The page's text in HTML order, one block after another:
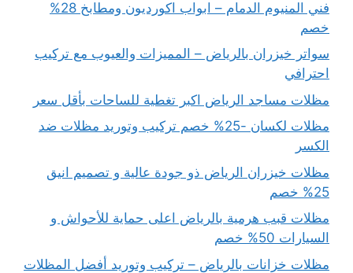
فني المنيوم الدمام – ابواب اكورديون ومطابخ 28%
خصم
سواتر خيزران بالرياض – المميزات والعيوب مع تركيب
احترافي
مظلات مساجد الرياض اكبر تغطية للساحات بأقل سعر
مظلات لكسان -25% خصم تركيب وتوريد مظلات ضد
الكسر
مظلات خيزران الرياض ذو جودة عالية و تصميم انيق
25% خصم
مظلات قبب هرمية بالرياض اعلى حماية للأحواش و
السيارات 50% خصم
مظلات خزانات بالرياض – تركيب وتوريد أفضل المظلات